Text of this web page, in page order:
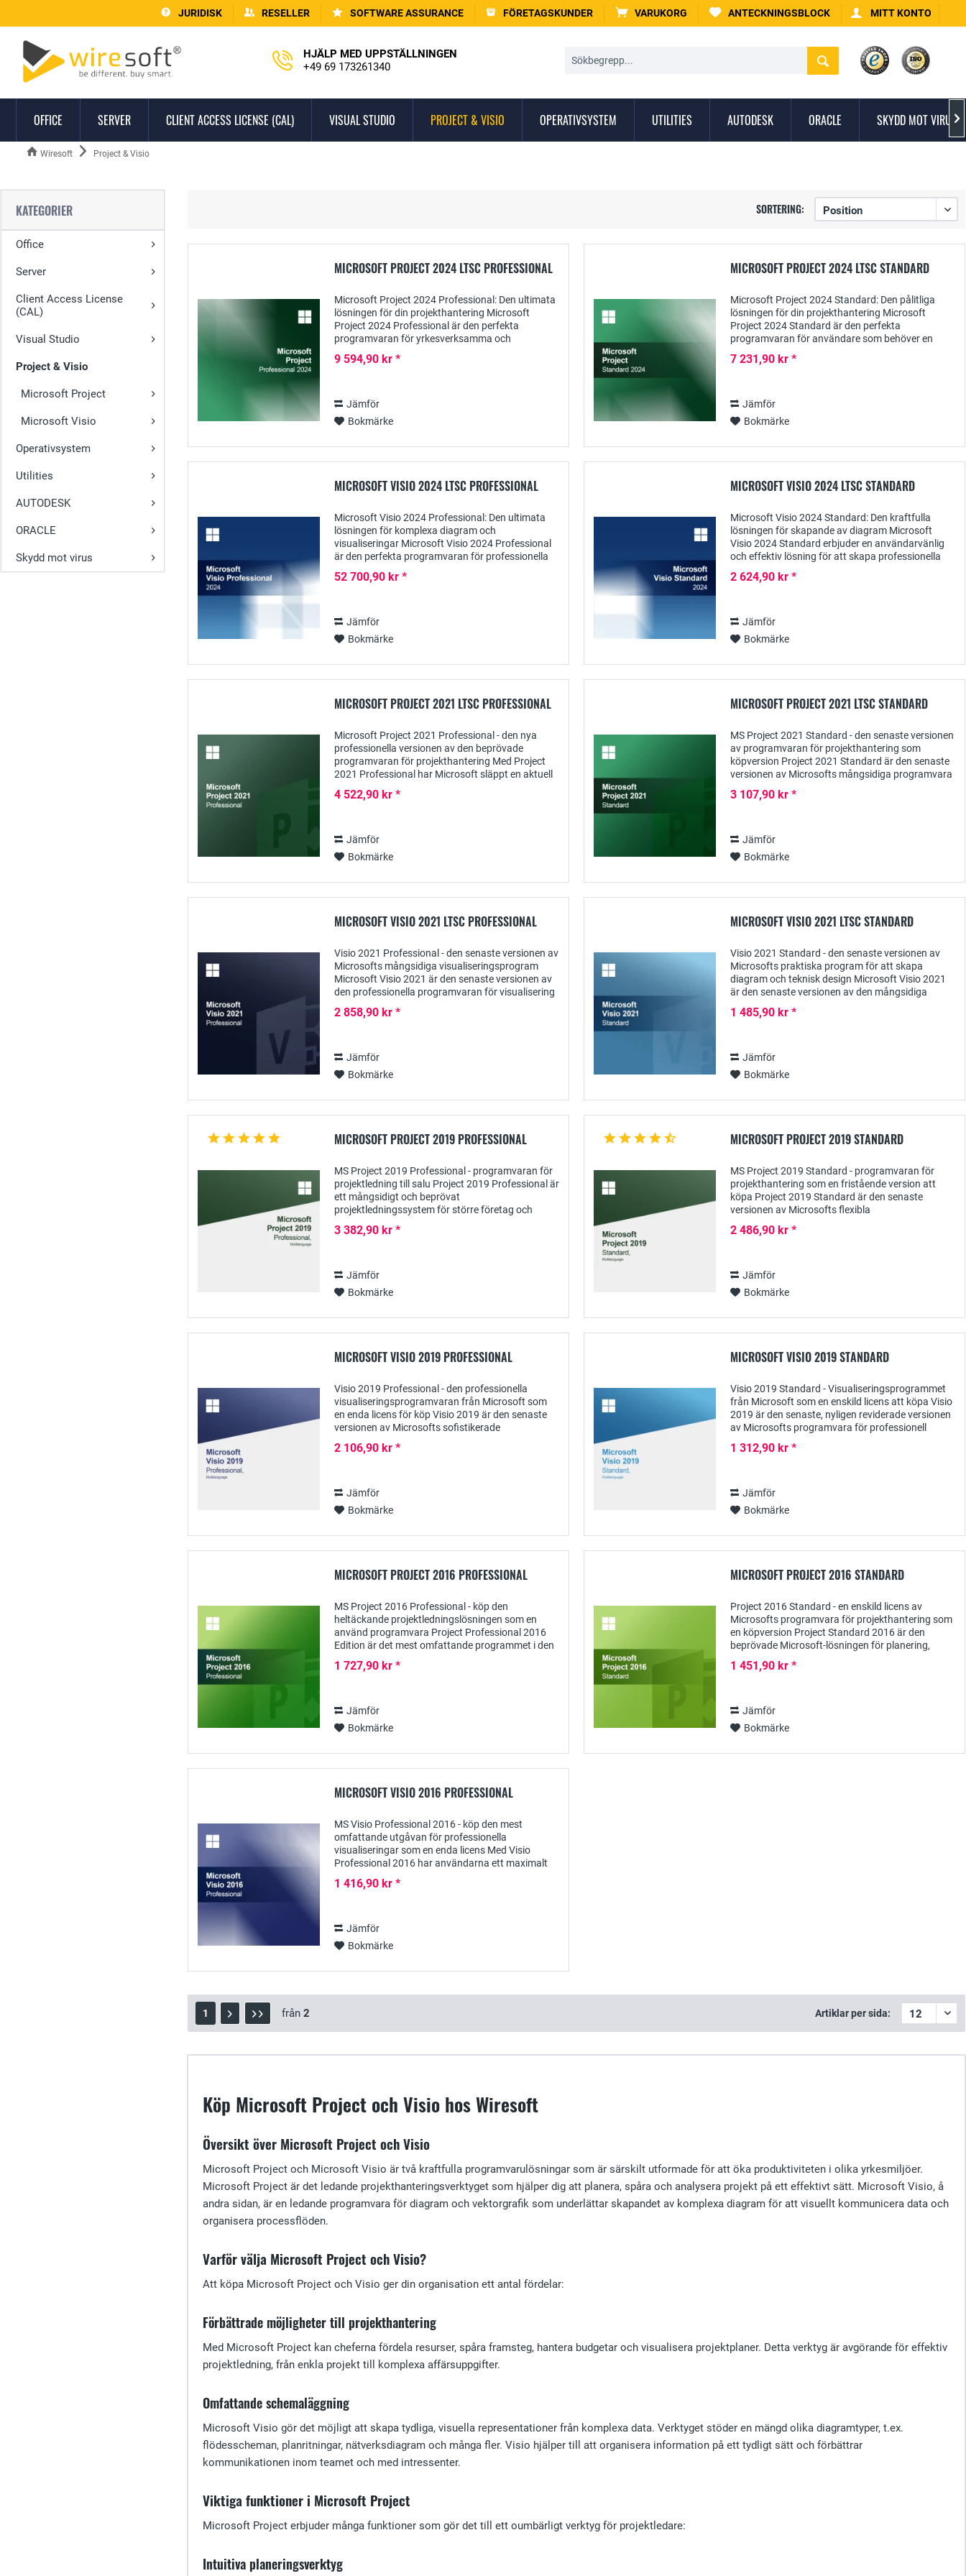
JURIDISK RESELLER SOFTWARE ASSURANCE FÖRETAGSKUNDER VARUKORG ANTECKNINGSBLOCK MITT KONTO
HJÄLP MED UPPSTÄLLNINGEN
+49 69 173261340
OFFICE SERVER CLIENT ACCESS LICENSE (CAL) VISUAL STUDIO PROJECT & VISIO OPERATIVSYSTEM UTILITIES AUTODESK ORACLE SKYDD MOT VIRUS
Wiresoft Project & Visio
KATEGORIER
Office
Server
Client Access License
(CAL)
Visual Studio
Project & Visio
Microsoft Project
Microsoft Visio
Operativsystem
Utilities
AUTODESK
ORACLE
Skydd mot virus
SORTERING:
MICROSOFT PROJECT 2024 LTSC PROFESSIONAL
Microsoft Project 2024 Professional: Den ultimata
lösningen för din projekthantering Microsoft
Project 2024 Professional är den perfekta
programvaran för yrkesverksamma och
för att planera,...
9 594,90 kr *
Jämför
Bokmärke
MICROSOFT PROJECT 2024 LTSC STANDARD
Microsoft Project 2024 Standard: Den pålitliga
lösningen för din projekthantering Microsoft
Project 2024 Standard är den perfekta
programvaran för användare som behöver en
projekt. Den...
7 231,90 kr *
Jämför
Bokmärke
MICROSOFT VISIO 2024 LTSC PROFESSIONAL
Microsoft Visio 2024 Professional: Den ultimata
lösningen för komplexa diagram och
visualiseringar Microsoft Visio 2024 Professional
är den perfekta programvaran för professionella
diagram,...
52 700,90 kr *
Jämför
Bokmärke
MICROSOFT VISIO 2024 LTSC STANDARD
Microsoft Visio 2024 Standard: Den kraftfulla
lösningen för skapande av diagram Microsoft
Visio 2024 Standard erbjuder en användarvänlig
och effektiv lösning för att skapa professionella
2 624,90 kr *
Jämför
Bokmärke
MICROSOFT PROJECT 2021 LTSC PROFESSIONAL
Microsoft Project 2021 Professional - den nya
professionella versionen av den beprövade
programvaran för projekthantering Med Project
2021 Professional har Microsoft släppt en aktuell
är...
4 522,90 kr *
Jämför
Bokmärke
MICROSOFT PROJECT 2021 LTSC STANDARD
MS Project 2021 Standard - den senaste versionen
av programvaran för projekthantering som
köpversion Project 2021 Standard är den senaste
versionen av Microsofts mångsidiga programvara
utformad...
3 107,90 kr *
Jämför
Bokmärke
MICROSOFT VISIO 2021 LTSC PROFESSIONAL
Visio 2021 Professional - den senaste versionen av
Microsofts mångsidiga visualiseringsprogram
Microsoft Visio 2021 är den senaste versionen av
den professionella programvaran för visualisering
2 858,90 kr *
Jämför
Bokmärke
MICROSOFT VISIO 2021 LTSC STANDARD
Visio 2021 Standard - den senaste versionen av
Microsofts praktiska program för att skapa
diagram och teknisk design Microsoft Visio 2021
är den senaste versionen av den mångsidiga
för att...
1 485,90 kr *
Jämför
Bokmärke
MICROSOFT PROJECT 2019 PROFESSIONAL
MS Project 2019 Professional - programvaran för
projektledning till salu Project 2019 Professional är
ett mångsidigt och beprövat
projektledningssystem för större företag och
3 382,90 kr *
Jämför
Bokmärke
MICROSOFT PROJECT 2019 STANDARD
MS Project 2019 Standard - programvaran för
projekthantering som en fristående version att
köpa Project 2019 Standard är den senaste
versionen av Microsofts flexibla
små och medelstora...
2 486,90 kr *
Jämför
Bokmärke
MICROSOFT VISIO 2019 PROFESSIONAL
Visio 2019 Professional - den professionella
visualiseringsprogramvaran från Microsoft som
en enda licens för köp Visio 2019 är den senaste
versionen av Microsofts sofistikerade
affärs-...
2 106,90 kr *
Jämför
Bokmärke
MICROSOFT VISIO 2019 STANDARD
Visio 2019 Standard - Visualiseringsprogrammet
från Microsoft som en enskild licens att köpa Visio
2019 är den senaste, nyligen reviderade versionen
av Microsofts programvara för professionell
1 312,90 kr *
Jämför
Bokmärke
MICROSOFT PROJECT 2016 PROFESSIONAL
MS Project 2016 Professional - köp den
heltäckande projektledningslösningen som en
använd programvara Project Professional 2016
Edition är det mest omfattande programmet i den
planering och...
1 727,90 kr *
Jämför
Bokmärke
MICROSOFT PROJECT 2016 STANDARD
Project 2016 Standard - en enskild licens av
Microsofts programvara för projekthantering som
en köpversion Project Standard 2016 är den
beprövade Microsoft-lösningen för planering,
projekt i...
1 451,90 kr *
Jämför
Bokmärke
MICROSOFT VISIO 2016 PROFESSIONAL
MS Visio Professional 2016 - köp den mest
omfattande utgåvan för professionella
visualiseringar som en enda licens Med Visio
Professional 2016 har användarna ett maximalt
på ett...
1 416,90 kr *
Jämför
Bokmärke
1 från 2 Artiklar per sida:
Köp Microsoft Project och Visio hos Wiresoft
Översikt över Microsoft Project och Visio
Microsoft Project och Microsoft Visio är två kraftfulla programvarulösningar som är särskilt utformade för att öka produktiviteten i olika yrkesmiljöer.
Microsoft Project är det ledande projekthanteringsverktyget som hjälper dig att planera, spåra och analysera projekt på ett effektivt sätt. Microsoft Visio, å
andra sidan, är en ledande programvara för diagram och vektorgrafik som underlättar skapandet av komplexa diagram för att visuellt kommunicera data och
organisera processflöden.
Varför välja Microsoft Project och Visio?
Att köpa Microsoft Project och Visio ger din organisation ett antal fördelar:
Förbättrade möjligheter till projekthantering
Med Microsoft Project kan cheferna fördela resurser, spåra framsteg, hantera budgetar och visualisera projektplaner. Detta verktyg är avgörande för effektiv
projektledning, från enkla projekt till komplexa affärsuppgifter.
Omfattande schemaläggning
Microsoft Visio gör det möjligt att skapa tydliga, visuella representationer från komplexa data. Verktyget stöder en mängd olika diagramtyper, t.ex.
flödesscheman, planritningar, nätverksdiagram och många fler. Visio hjälper till att organisera information på ett tydligt sätt och förbättrar
kommunikationen inom teamet och med intressenter.
Viktiga funktioner i Microsoft Project
Microsoft Project erbjuder många funktioner som gör det till ett oumbärligt verktyg för projektledare:
Intuitiva planeringsverktyg